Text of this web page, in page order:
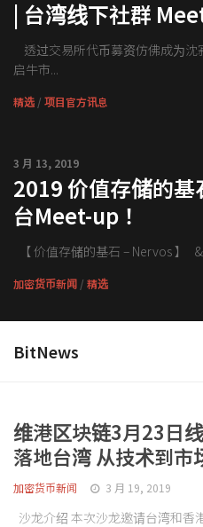
区块链应用
| 台湾线下社群
透过交易所代币募资仿佛成为
启牛市...
精选 / 项目官方讯息
3 月 13, 2019
2019 价值存储的
台Meet-up！
【 价值存储的基石 – Nervos 】
加密货币新闻 / 精选
BitNews
维港区块链3月23日
落地台湾 从技术到市
加密货币新闻 3 月 19, 2019
沙龙介绍 本次沙龙邀请台湾和香